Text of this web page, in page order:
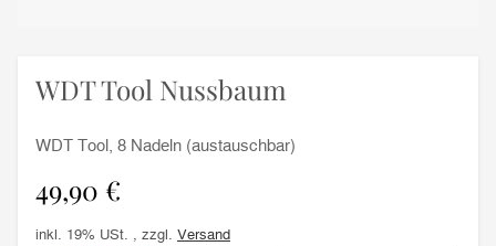
WDT Tool Nussbaum
WDT Tool, 8 Nadeln (austauschbar)
49,90 €
inkl. 19% USt. , zzgl. Versand